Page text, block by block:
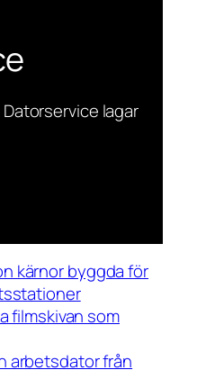
lagar
kärnor byggda för
filmskivan som
arbetsdator från